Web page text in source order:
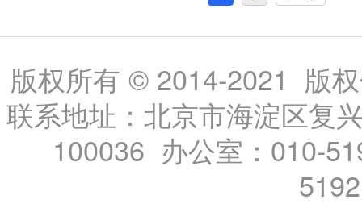
版权所有 © 2014-2021 版
联系地址：北京市海淀区复
100036 办公室：010-